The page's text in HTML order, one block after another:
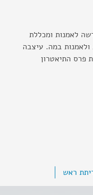
לאמנות ומכללת
במה. עיצבה
השנים 1994 - 1997. זוכת פרס התיאטרון
ראש